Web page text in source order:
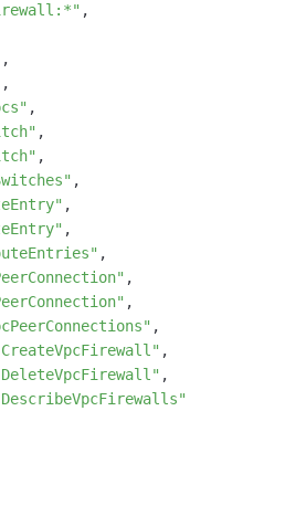
,
,
,
,
,
,
,
,
,
,
,
,
,
,
,
R1 满血版